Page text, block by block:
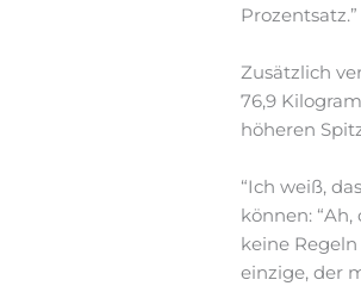
Prozentsatz.”
Zusätzlich
76,9
höheren
“Ich weiß,
können:
keine
einzige, der